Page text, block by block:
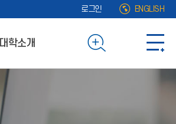
로그인 ENGLISH
대학소개